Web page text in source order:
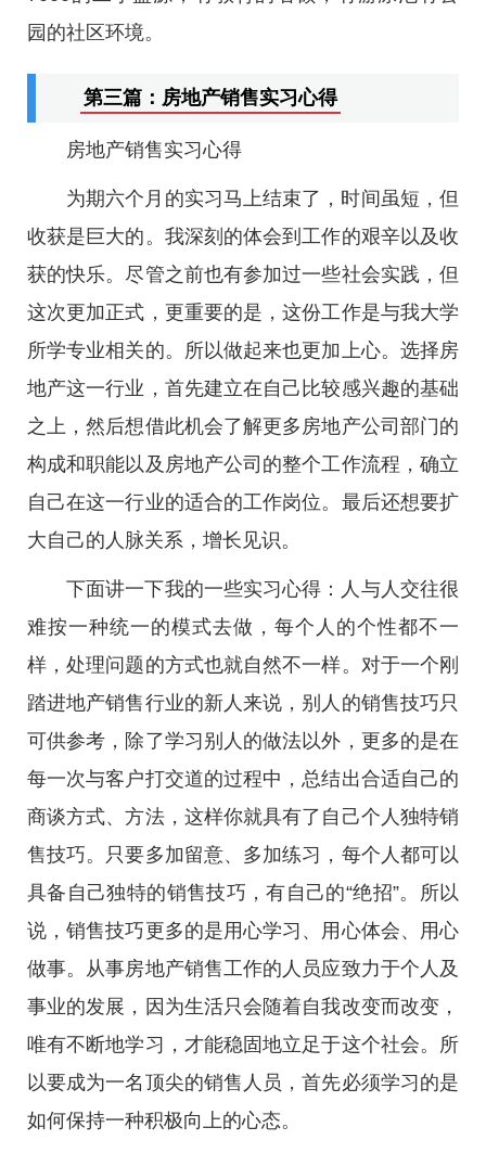
园的社区环境。
第三篇：房地产销售实习心得
房地产销售实习心得
为期六个月的实习马上结束了，时间虽短，但
收获是巨大的。我深刻的体会到工作的艰辛以及收
获的快乐。尽管之前也有参加过一些社会实践，但
这次更加正式，更重要的是，这份工作是与我大学
所学专业相关的。所以做起来也更加上心。选择房
地产这一行业，首先建立在自己比较感兴趣的基础
之上，然后想借此机会了解更多房地产公司部门的
构成和职能以及房地产公司的整个工作流程，确立
自己在这一行业的适合的工作岗位。最后还想要扩
大自己的人脉关系，增长见识。
下面讲一下我的一些实习心得：人与人交往很
难按一种统一的模式去做，每个人的个性都不一
样，处理问题的方式也就自然不一样。对于一个刚
踏进地产销售行业的新人来说，别人的销售技巧只
可供参考，除了学习别人的做法以外，更多的是在
每一次与客户打交道的过程中，总结出合适自己的
商谈方式、方法，这样你就具有了自己个人独特销
售技巧。只要多加留意、多加练习，每个人都可以
具备自己独特的销售技巧，有自己的“绝招”。所以
说，销售技巧更多的是用心学习、用心体会、用心
做事。从事房地产销售工作的人员应致力于个人及
事业的发展，因为生活只会随着自我改变而改变，
唯有不断地学习，才能稳固地立足于这个社会。所
以要成为一名顶尖的销售人员，首先必须学习的是
如何保持一种积极向上的心态。